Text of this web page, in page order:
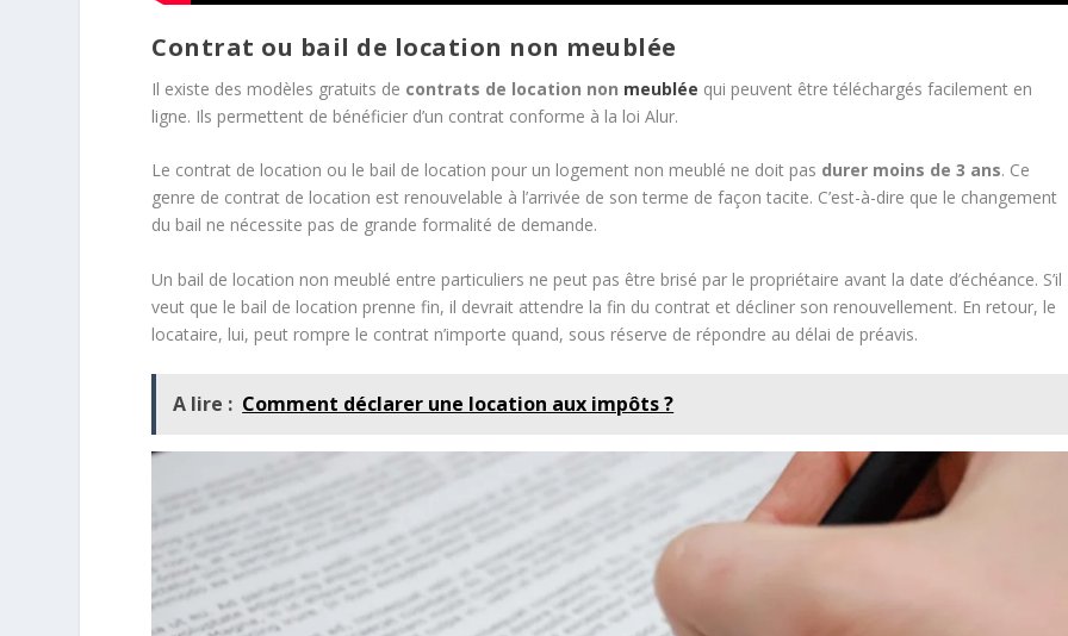
Contrat ou bail de location non meublée
Il existe des modèles gratuits de contrats de location non meublée qui peuvent être téléchargés facilement en
ligne. Ils permettent de bénéficier d’un contrat conforme à la loi Alur.
Le contrat de location ou le bail de location pour un logement non meublé ne doit pas durer moins de 3 ans. Ce
genre de contrat de location est renouvelable à l’arrivée de son terme de façon tacite. C’est-à-dire que le changement
du bail ne nécessite pas de grande formalité de demande.
Un bail de location non meublé entre particuliers ne peut pas être brisé par le propriétaire avant la date d’échéance. S’il
veut que le bail de location prenne fin, il devrait attendre la fin du contrat et décliner son renouvellement. En retour, le
locataire, lui, peut rompre le contrat n’importe quand, sous réserve de répondre au délai de préavis.
A lire : Comment déclarer une location aux impôts ?